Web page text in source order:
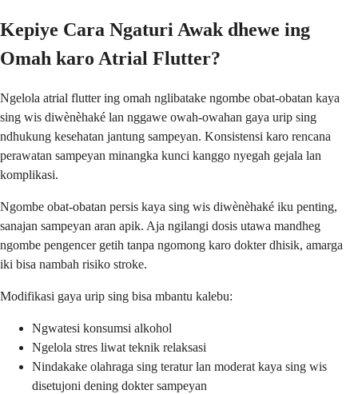
Kepiye Cara Ngaturi Awak dhewe ing
Omah karo Atrial Flutter?
Ngelola atrial flutter ing omah nglibatake ngombe obat-obatan kaya
sing wis diwènèhaké lan nggawe owah-owahan gaya urip sing
ndhukung kesehatan jantung sampeyan. Konsistensi karo rencana
perawatan sampeyan minangka kunci kanggo nyegah gejala lan
komplikasi.
Ngombe obat-obatan persis kaya sing wis diwènèhaké iku penting,
sanajan sampeyan aran apik. Aja ngilangi dosis utawa mandheg
ngombe pengencer getih tanpa ngomong karo dokter dhisik, amarga
iki bisa nambah risiko stroke.
Modifikasi gaya urip sing bisa mbantu kalebu:
Ngwatesi konsumsi alkohol
Ngelola stres liwat teknik relaksasi
Nindakake olahraga sing teratur lan moderat kaya sing wis
disetujoni dening dokter sampeyan